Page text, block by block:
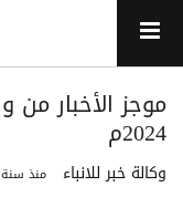
2024م
وكالة خبر للانباء منذ سنة